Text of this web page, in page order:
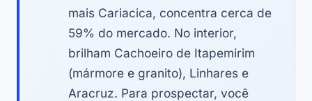
mais Cariacica, concentra cerca de
59% do mercado. No interior,
brilham Cachoeiro de Itapemirim
(mármore e granito), Linhares e
Aracruz. Para prospectar, você